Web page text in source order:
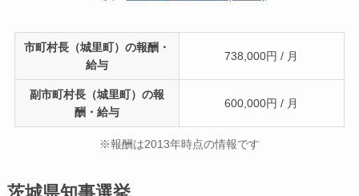
市町村長（城里町）の報酬・
給与
738,000円 / 月
副市町村長（城里町）の報
酬・給与
600,000円 / 月
※報酬は2013年時点の情報です